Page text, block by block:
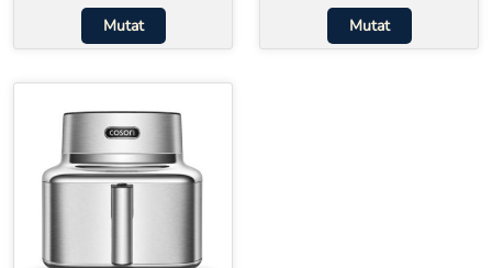
Mutat Mutat